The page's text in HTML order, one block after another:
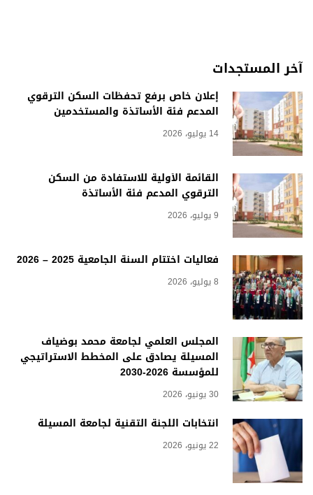
آخر المستجدات
إعلان خاص برفع تحفظات السكن الترقوي
المدعم فئة الأساتذة والمستخدمين
14 يوليو، 2026
القائمة الأولية للاستفادة من السكن
الترقوي المدعم فئة الأساتذة
9 يوليو، 2026
فعاليات اختتام السنة الجامعية 2025 – 2026
8 يوليو، 2026
المجلس العلمي لجامعة محمد بوضياف
المسيلة يصادق على المخطط الاستراتيجي
للمؤسسة 2026-2030
30 يونيو، 2026
انتخابات اللجنة التقنية لجامعة المسيلة
22 يونيو، 2026